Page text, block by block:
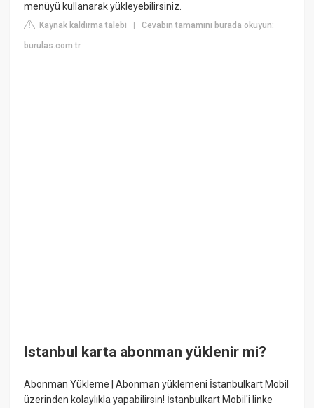
menüyü kullanarak yükleyebilirsiniz.
Kaynak kaldırma talebi |Cevabın tamamını burada okuyun:
burulas.com.tr
Istanbul karta abonman yüklenir mi?
Abonman Yükleme | Abonman yüklemeni İstanbulkart Mobil
üzerinden kolaylıkla yapabilirsin! İstanbulkart Mobil'i linke